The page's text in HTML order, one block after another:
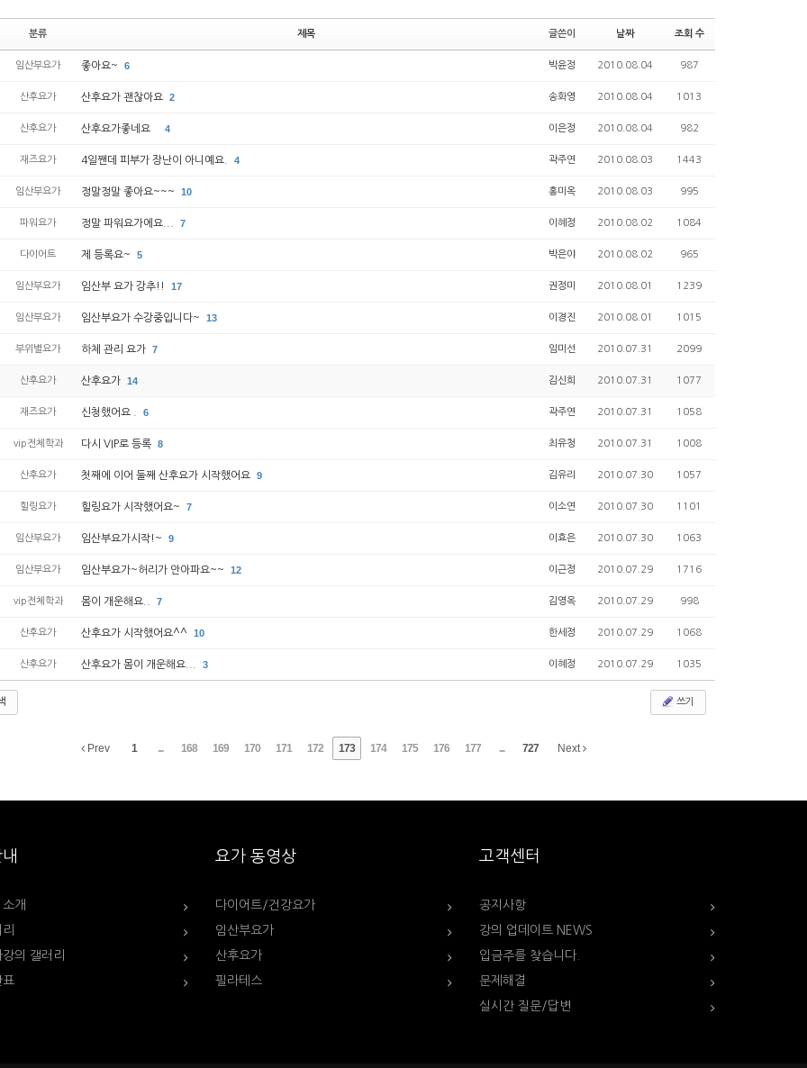
분류 제목 글쓴이 날짜 조회 수
임산부요가 좋아요~ 6 박윤정 2010.08.04 987
산후요가 산후요가 괜찮아요 2 송화영 2010.08.04 1013
산후요가 산후요가좋네요 ` 4 이은정 2010.08.04 982
재즈요가 4일짼데 피부가 장난이 아니예요. 4 곽주연 2010.08.03 1443
임산부요가 정말정말 좋아요~~~ 10 홍미옥 2010.08.03 995
파워요가 정말 파워요가에요... 7 이혜정 2010.08.02 1084
다이어트 제 등록요~ 5 박은야 2010.08.02 965
임산부요가 임산부 요가 강추!! 17 권정미 2010.08.01 1239
임산부요가 임산부요가 수강중입니다~ 13 이경진 2010.08.01 1015
부위별요가 하체 관리 요가 7 임미선 2010.07.31 2099
산후요가 산후요가 14 김신희 2010.07.31 1077
재즈요가 신청했어요 . 6 곽주연 2010.07.31 1058
vip전체학과 다시 VIP로 등록 8 최유청 2010.07.31 1008
산후요가 첫째에 이어 둘째 산후요가 시작했어요 9 김유리 2010.07.30 1057
힐링요가 힐링요가 시작했어요~ 7 이소연 2010.07.30 1101
임산부요가 임산부요가시작!~ 9 이효은 2010.07.30 1063
임산부요가 임산부요가~허리가 안아파요~~ 12 이근정 2010.07.29 1716
vip전체학과 몸이 개운해요.. 7 김영옥 2010.07.29 998
산후요가 산후요가 시작했어요^^ 10 한세정 2010.07.29 1068
산후요가 산후요가 몸이 개운해요... 3 이혜정 2010.07.29 1035
쓰기
Prev 1 ... 168 169 170 171 172 173 174 175 176 177 ... 727 Next
개
의 갤러리
표
요가 동영상
다이어트/건강요가
임산부요가
산후요가
필라테스
고객센터
공지사항
강의 업데이트 NEWS
입금주를 찾습니다.
문제해결
실시간 질문/답변